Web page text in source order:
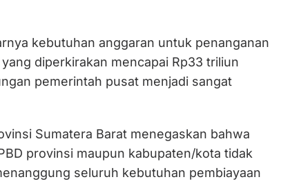
kebutuhan anggaran untuk penanganan
diperkirakan mencapai Rp33 triliun
pemerintah pusat menjadi sangat
Sumatera Barat menegaskan bahwa
provinsi maupun kabupaten/kota tidak
seluruh kebutuhan pembiayaan